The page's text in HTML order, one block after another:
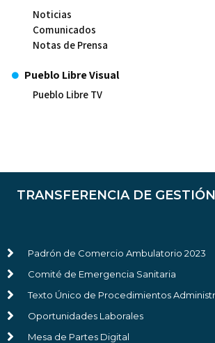
Noticias
Comunicados
Notas de Prensa
Pueblo Libre Visual
Pueblo Libre TV
TRANSFERENCIA DE
Padrón de Comercio Ambulatorio 2023
Comité de Emergencia Sanitaria
Texto Único de Procedimientos
Oportunidades Laborales
Mesa de Partes Digital